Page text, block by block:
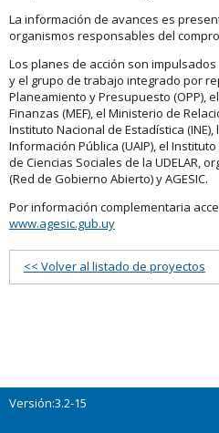
La información de avances es
organismos responsables del
Los planes de acción son
y el grupo de trabajo integrado por
Planeamiento y Presupuesto (OPP),
Finanzas (MEF), el Ministerio de
Instituto Nacional de Estadística
Información Pública (UAIP), el
de Ciencias Sociales de la UDELAR,
(Red de Gobierno Abierto) y AGESIC.
Por información complementaria
www.agesic.gub.uy
<< Volver al listado de proyectos
Versión:3.2-15